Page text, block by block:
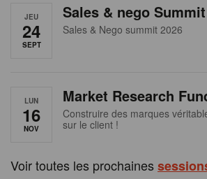
JEU
24
SEPT
Sales & nego
Sales & Nego summit 2026
LUN
16
NOV
Market Research
Construire des marques
sur le client !
Voir toutes les prochaines